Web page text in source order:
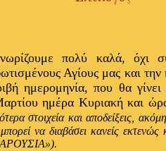
πολύ καλά, όχι
Αγίους μας και την
ημερομηνία,που θα
ημέρα Κυριακή και
στοιχεία και αποδείξεις,
να διαβάσει κανείς εκτενώς